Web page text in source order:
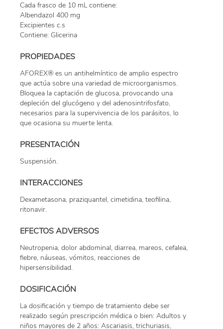
Cada frasco de 10 mL contiene:
Albendazol 400 mg
Excipientes c.s
Contiene: Glicerina
PROPIEDADES
AFOREX® es un antihelmíntico de amplio espectro
que actúa sobre una variedad de microorganismos.
Bloquea la captación de glucosa, provocando una
depleción del glucógeno y del adenosintrifosfato,
necesarios para la supervivencia de los parásitos, lo
que ocasiona su muerte lenta.
PRESENTACIÓN
Suspensión.
INTERACCIONES
Dexametasona, praziquantel, cimetidina, teofilina,
ritonavir.
EFECTOS ADVERSOS
Neutropenia, dolor abdominal, diarrea, mareos, cefalea,
fiebre, náuseas, vómitos, reacciones de
hipersensibilidad.
DOSIFICACIÓN
La dosificación y tiempo de tratamiento debe ser
realizado según prescripción médica o bien: Adultos y
niños mayores de 2 años: Ascariasis, trichuriasis,